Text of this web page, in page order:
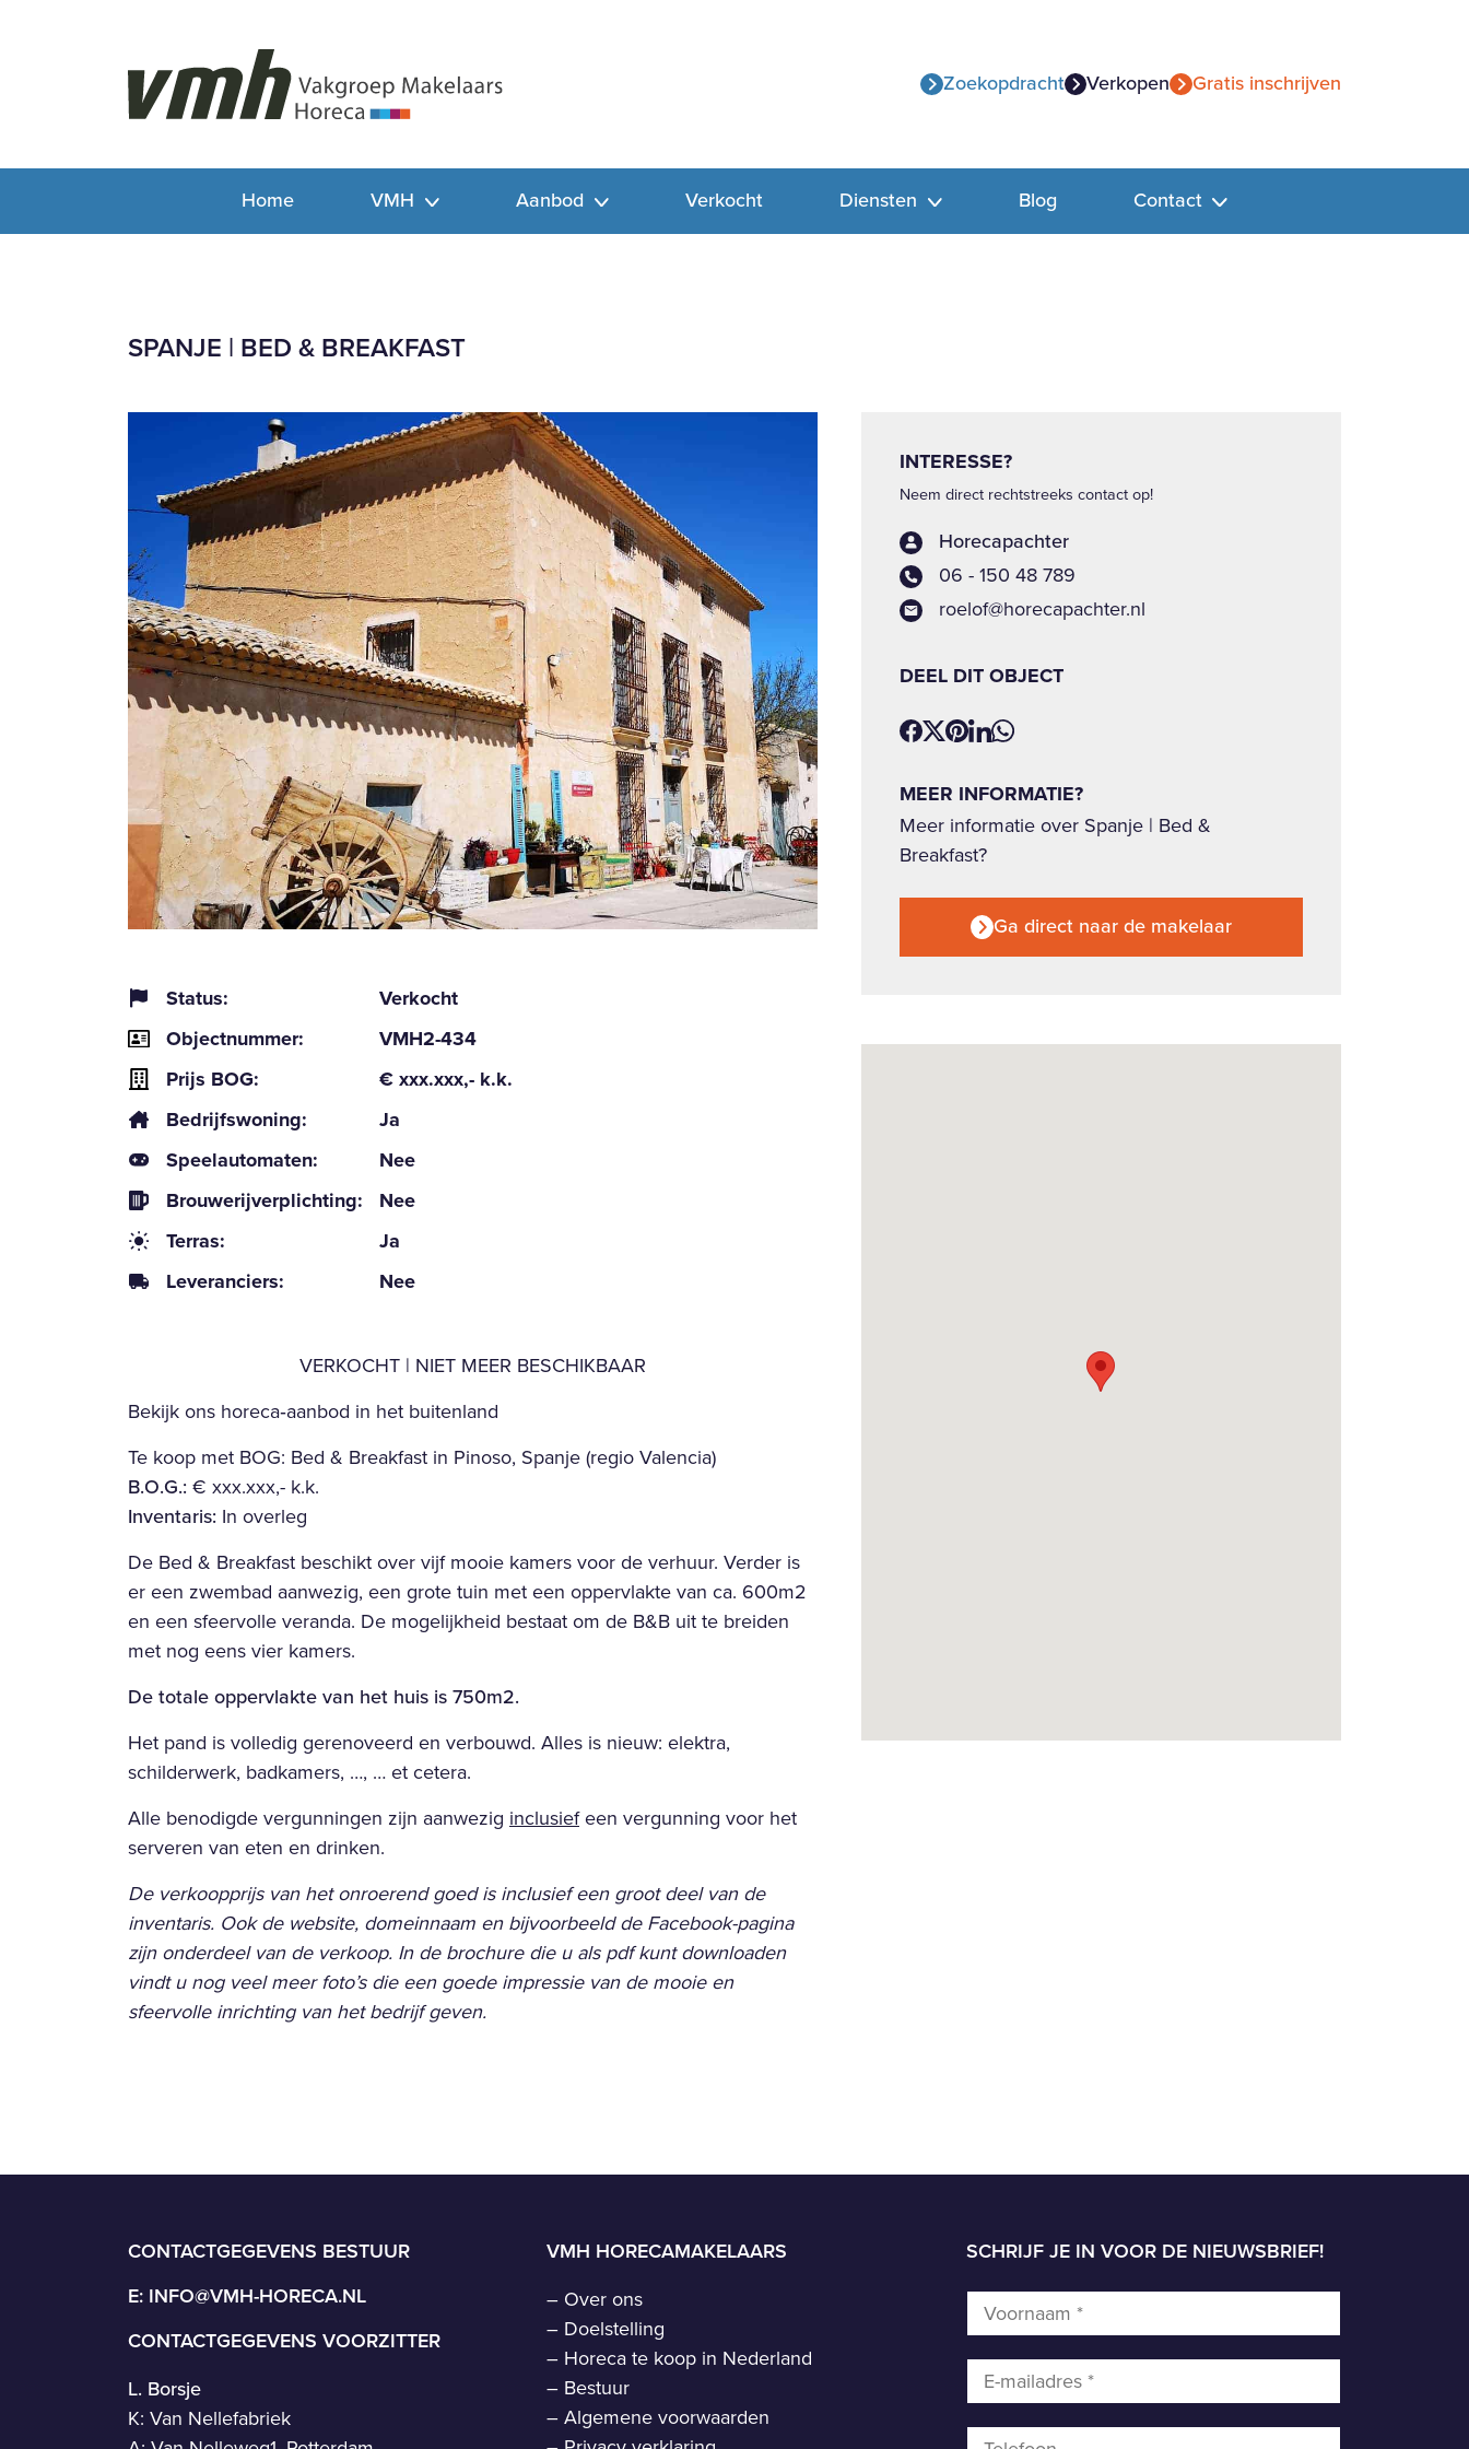
Zoekopdracht Verkopen Gratis inschrijven
Home VMH Aanbod Verkocht Diensten Blog Contact
SPANJE | BED & BREAKFAST
Status:
Verkocht
Objectnummer:
VMH2-434
Prijs BOG:
€ xxx.xxx,- k.k.
Bedrijfswoning:
Ja
Speelautomaten:
Nee
Brouwerijverplichting:
Nee
Terras:
Ja
Leveranciers:
Nee
VERKOCHT | NIET MEER BESCHIKBAAR
Bekijk ons horeca‑aanbod in het buitenland
Te koop met BOG: Bed & Breakfast in Pinoso, Spanje (regio Valencia)
B.O.G.:€ xxx.xxx,- k.k.
Inventaris: In overleg
De Bed & Breakfast beschikt over vijf mooie kamers voor de verhuur. Verder is
er een zwembad aanwezig, een grote tuin met een oppervlakte van ca. 600m2
en een sfeervolle veranda. De mogelijkheid bestaat om de B&B uit te breiden
met nog eens vier kamers.
De totale oppervlakte van het huis is 750m2.
Het pand is volledig gerenoveerd en verbouwd. Alles is nieuw: elektra,
schilderwerk, badkamers, …, … et cetera.
Alle benodigde vergunningen zijn aanwezig inclusiefeen vergunning voor het
serveren van eten en drinken.
De verkoopprijs van het onroerend goed is inclusief een groot deel van de
inventaris. Ook de website, domeinnaam en bijvoorbeeld de Facebook-pagina
zijn onderdeel van de verkoop. In de brochure die u als pdf kunt downloaden
vindt u nog veel meer foto’s die een goede impressie van de mooie en
sfeervolle inrichting van het bedrijf geven.
INTERESSE?
Neem direct rechtstreeks contact op!
Horecapachter
06 - 150 48 789
roelof@horecapachter.nl
DEEL DIT OBJECT
MEER INFORMATIE?
Meer informatie over Spanje | Bed &
Breakfast?
Ga direct naar de makelaar
CONTACTGEGEVENS BESTUUR
E: INFO@VMH-HORECA.NL
CONTACTGEGEVENS VOORZITTER
L. Borsje
K: Van Nellefabriek
VMH HORECAMAKELAARS
– Over ons
– Doelstelling
– Horeca te koop in Nederland
– Bestuur
–Algemene voorwaarden
SCHRIJF JE IN VOOR DE NIEUWSBRIEF!